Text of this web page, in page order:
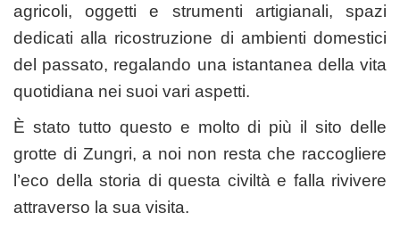
agricoli, oggetti e strumenti artigianali, spazi
dedicati alla ricostruzione di ambienti domestici
del passato, regalando una istantanea della vita
quotidiana nei suoi vari aspetti.
È stato tutto questo e molto di più il sito delle
grotte di Zungri, a noi non resta che raccogliere
l’eco della storia di questa civiltà e falla rivivere
attraverso la sua visita.